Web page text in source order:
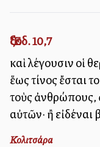
Ἔξοδ. 10,7
καὶ λέγουσιν οἱ
ἕως τίνος ἔσται
τοὺς
αὐτῶν· ἢ
Κολιτσάρα